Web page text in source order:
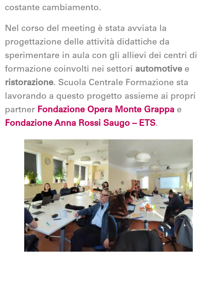
costante cambiamento.
Nel corso del meeting è stata avviata la
progettazione delle attività didattiche da
sperimentare in aula con gli allievi dei centri di
formazione coinvolti nei settori automotive e
ristorazione. Scuola Centrale Formazione sta
lavorando a questo progetto assieme ai propri
partner Fondazione Opera Monte Grappa e
Fondazione Anna Rossi Saugo – ETS.